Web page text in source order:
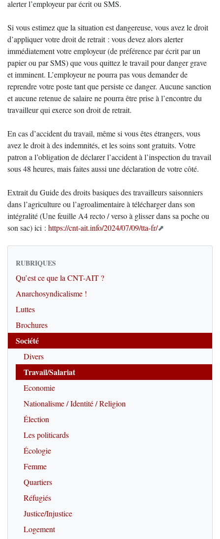
alerter l’employeur par écrit ou SMS.
Si vous estimez que la situation est dangereuse, vous avez le droit
d’appliquer votre droit de retrait : vous devez alors alerter
immédiatement votre employeur (de préférence par écrit par un
papier ou par SMS) que vous quittez le travail pour danger grave
et imminent. L’employeur ne pourra pas vous demander de
reprendre votre poste tant que persiste ce danger. Aucune sanction
et aucune retenue de salaire ne pourra être prise à l’encontre du
travailleur qui exerce son droit de retrait.
En cas d’accident du travail, même si vous êtes étrangers, vous
avez le droit à des indemnités, et les soins sont gratuits. Votre
patron a l’obligation de déclarer l’accident à l’inspection du travail
sous 48 heures, mais faites aussi une déclaration de votre côté.
Extrait du Guide des droits basiques des travailleurs saisonniers
dans l’agriculture ou l’agroalimentaire à télécharger dans son
intégralité (Une feuille A4 recto / verso à glisser dans sa poche ou
son sac) ici : https://cnt-ait.info/2024/07/09/tta-fr/
RUBRIQUES
Qu’est ce que la CNT-AIT ?
Anarchosyndicalisme !
Luttes
Brochures
Société
Divers
Travail/Salariat
Economie
Nationalisme / Identité / Religion
Élection
Les politicards
Écologie
Femme
Quartiers
Réfugiés
Justice/Injustice
Logement